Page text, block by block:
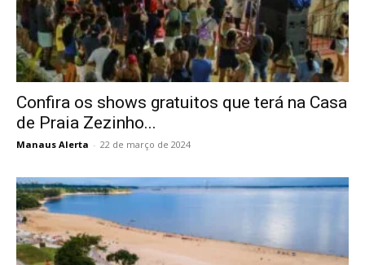
Confira os shows gratuitos que terá na Casa
de Praia Zezinho...
Manaus Alerta - 22 de março de 2024